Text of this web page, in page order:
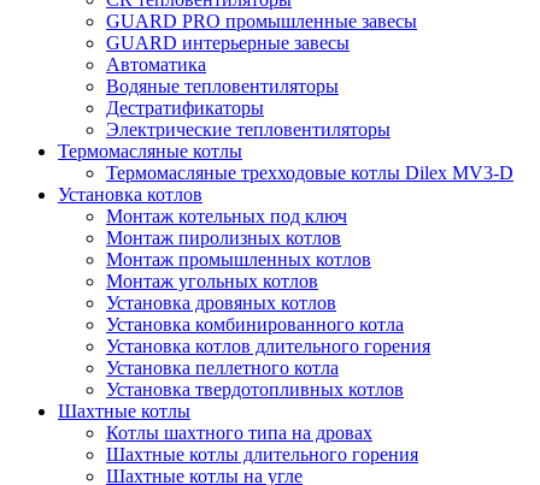
GUARD PRO промышленные завесы
GUARD интерьерные завесы
Автоматика
Водяные тепловентиляторы
Дестратификаторы
Электрические тепловентиляторы
Термомасляные котлы
Термомасляные трехходовые котлы Dilex MV3-D
Установка котлов
Монтаж котельных под ключ
Монтаж пиролизных котлов
Монтаж промышленных котлов
Монтаж угольных котлов
Установка дровяных котлов
Установка комбинированного котла
Установка котлов длительного горения
Установка пеллетного котла
Установка твердотопливных котлов
Шахтные котлы
Котлы шахтного типа на дровах
Шахтные котлы длительного горения
Шахтные котлы на угле